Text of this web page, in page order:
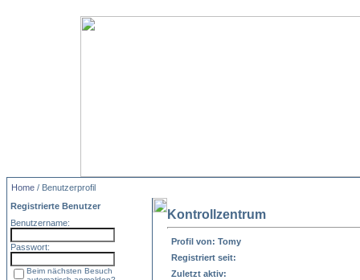
Home / Benutzerprofil
Registrierte Benutzer
Benutzername:
Passwort:
Beim nächsten Besuch
Kontrollzentrum
Profil von: Tomy
Registriert seit:
Zuletzt aktiv: